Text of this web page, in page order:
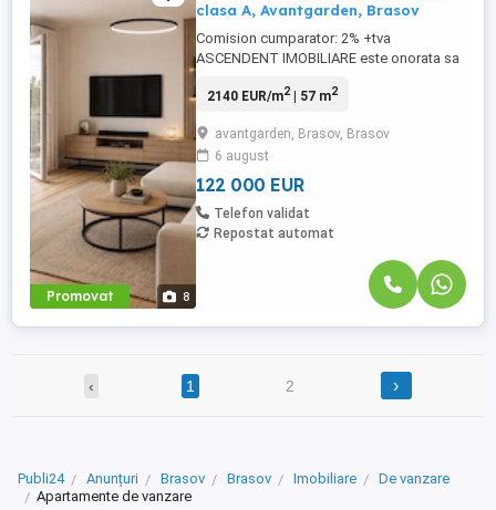
Promovat 8
clasa A, Avantgarden, Brasov
Comision cumparator: 2% +tva
ASCENDENT IMOBILIARE este onorata sa
clasa oportunitate situat in Brasov,
valorifica atent fiecare metru si creeaza o
separare fireasca intre zona de zi,
dormitor, bucatarie si spatiile destinate ...
2140 EUR/m2| 57 m2
avantgarden, Brasov, Brasov
6 august
122 000 EUR
Telefon validat
Repostat automat
‹ 1 2 ›
Publi24 Anunțuri Brasov Brasov Imobiliare
De vanzare
Apartamente de vanzare